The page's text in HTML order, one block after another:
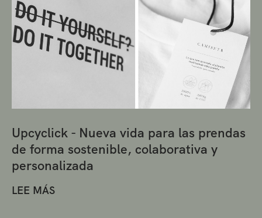
Upcyclick - Nueva vida para las prendas
de forma sostenible, colaborativa y
personalizada
LEE MÁS